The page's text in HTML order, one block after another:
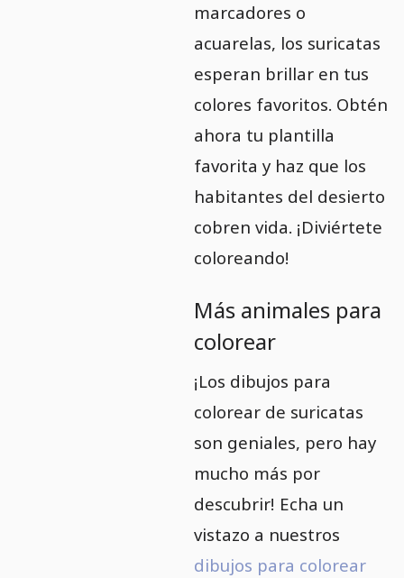
marcadores o
acuarelas, los suricatas
esperan brillar en tus
colores favoritos. Obtén
ahora tu plantilla
favorita y haz que los
habitantes del desierto
cobren vida. ¡Diviértete
coloreando!
Más animales para
colorear
¡Los dibujos para
colorear de suricatas
son geniales, pero hay
mucho más por
descubrir! Echa un
vistazo a nuestros
dibujos para colorear